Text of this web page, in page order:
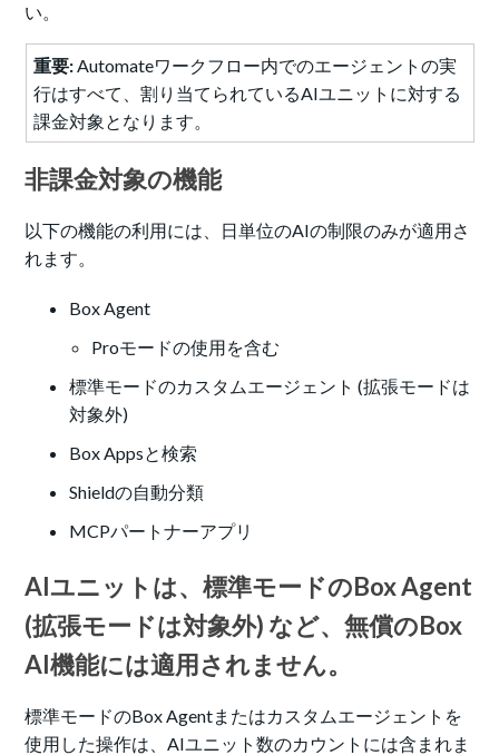
い。
重要:Automateワークフロー内でのエージェントの実
行はすべて、割り当てられているAIユニットに対する
課金対象となります。
非課金対象の機能
以下の機能の利用には、日単位のAIの制限のみが適用さ
れます。
Box Agent
Proモードの使用を含む
標準モードのカスタムエージェント (拡張モードは
対象外)
Box Appsと検索
Shieldの自動分類
MCPパートナーアプリ
AIユニットは、標準モードのBox Agent
(拡張モードは対象外) など、無償のBox
AI機能には適用されません。
標準モードのBox Agentまたはカスタムエージェントを
使用した操作は、AIユニット数のカウントには含まれま